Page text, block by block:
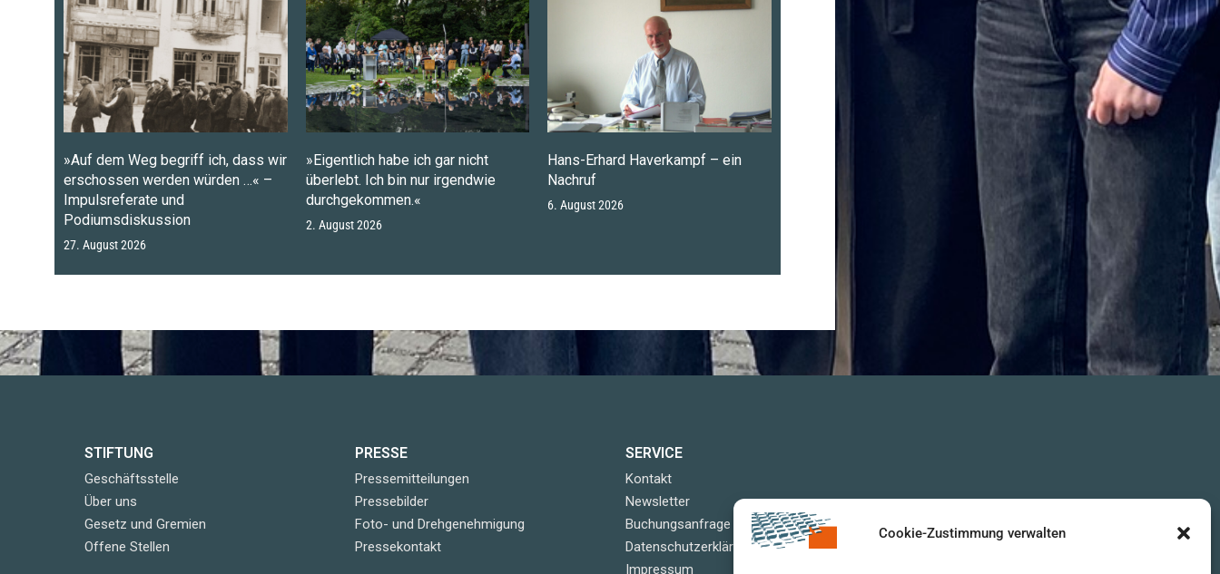
Cookie-Zustimmung verwalten
»Auf dem Weg begriff ich, dass wir
erschossen werden würden …« –
Impulsreferate und
Podiumsdiskussion
27. August 2026
»Eigentlich habe ich gar nicht
überlebt. Ich bin nur irgendwie
durchgekommen.«
2. August 2026
Hans-Erhard Haverkampf – ein
Nachruf
6. August 2026
STIFTUNG
Geschäftsstelle
Über uns
Gesetz und Gremien
Offene Stellen
PRESSE
Pressemitteilungen
Pressebilder
Foto- und Drehgenehmigung
Pressekontakt
SERVICE
Kontakt
Newsletter
Buchungsanfrage
Datenschutzerklärung
Impressum